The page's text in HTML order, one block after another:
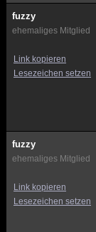
fuzzy
ehemaliges Mitglied
Link kopieren
Lesezeichen setzen
fuzzy
ehemaliges Mitglied
Link kopieren
Lesezeichen setzen